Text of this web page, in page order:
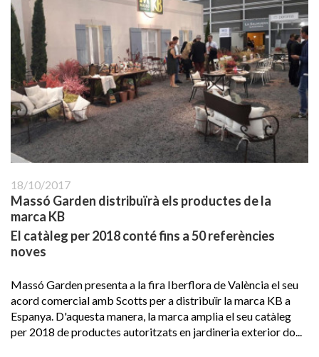
18/10/2017
Massó Garden distribuïrà els productes de la
marca KB
El catàleg per 2018 conté fins a 50 referències
noves
Massó Garden presenta a la fira Iberflora de València el seu
acord comercial amb Scotts per a distribuïr la marca KB a
Espanya. D'aquesta manera, la marca amplia el seu catàleg
per 2018 de productes autoritzats en jardineria exterior do...